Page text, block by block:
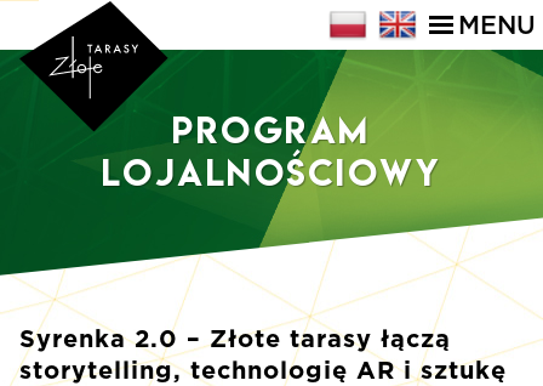
MENU
Program
Lojalnościowy
Syrenka 2.0 – Złote tarasy łączą
storytelling, technologię AR i sztukę